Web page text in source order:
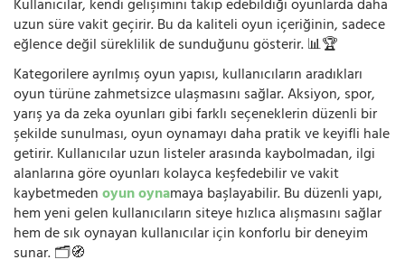
Kullanıcılar, kendi gelişimini takip edebildiği oyunlarda daha
uzun süre vakit geçirir. Bu da kaliteli oyun içeriğinin, sadece
eğlence değil süreklilik de sunduğunu gösterir. 📊🏆
Kategorilere ayrılmış oyun yapısı, kullanıcıların aradıkları
oyun türüne zahmetsizce ulaşmasını sağlar. Aksiyon, spor,
yarış ya da zeka oyunları gibi farklı seçeneklerin düzenli bir
şekilde sunulması, oyun oynamayı daha pratik ve keyifli hale
getirir. Kullanıcılar uzun listeler arasında kaybolmadan, ilgi
alanlarına göre oyunları kolayca keşfedebilir ve vakit
kaybetmedenoyun oynamaya başlayabilir. Bu düzenli yapı,
hem yeni gelen kullanıcıların siteye hızlıca alışmasını sağlar
hem de sık oynayan kullanıcılar için konforlu bir deneyim
sunar. 🗂️🧭